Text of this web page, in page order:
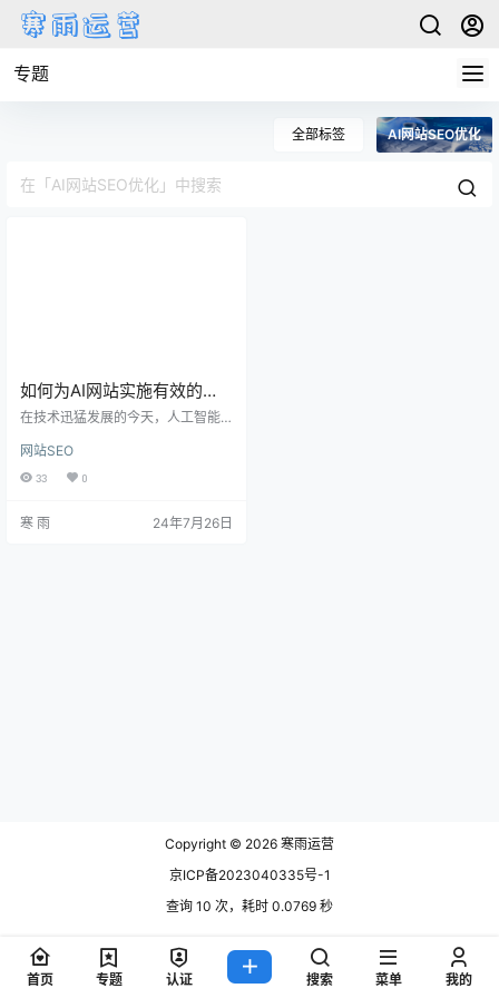
专题
全部标签 AI网站SEO优化
如何为AI网站实施有效的
SEO策略，优化教程分享
在技术迅猛发展的今天，人工智能
索引擎结果中脱颖而出，AI网站需要
实施专门的搜索引擎优化(SEO)策
键词选择、内容优化、技术改进和
网站SEO
33 0
寒 雨 24年7月26日
Copyright © 2026 寒雨运营
京ICP备2023040335号-1
查询 10 次，耗时 0.0769 秒
首页 专题 认证 搜索 菜单 我的